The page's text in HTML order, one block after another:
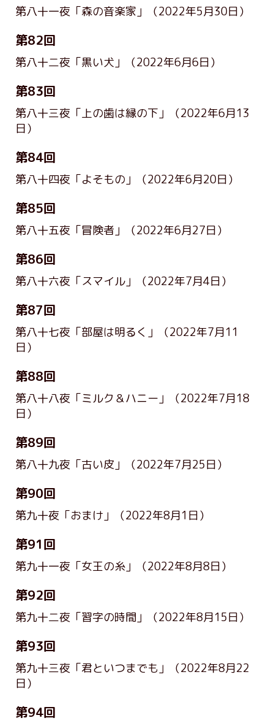
第八十一夜「森の音楽家」 （2022年5月30日）
第82回
第八十二夜「黒い犬」 （2022年6月6日）
第83回
第八十三夜「上の歯は縁の下」
（2022年6月13
日）
第84回
第八十四夜「よそもの」 （2022年6月20日）
第85回
第八十五夜「冒険者」 （2022年6月27日）
第86回
第八十六夜「スマイル」 （2022年7月4日）
第87回
第八十七夜「部屋は明るく」
（2022年7月11
日）
第88回
第八十八夜「ミルク＆ハニー」
（2022年7月18
日）
第89回
第八十九夜「古い皮」 （2022年7月25日）
第90回
第九十夜「おまけ」 （2022年8月1日）
第91回
第九十一夜「女王の糸」 （2022年8月8日）
第92回
第九十二夜「習字の時間」 （2022年8月15日）
第93回
第九十三夜「君といつまでも」
（2022年8月22
日）
第94回